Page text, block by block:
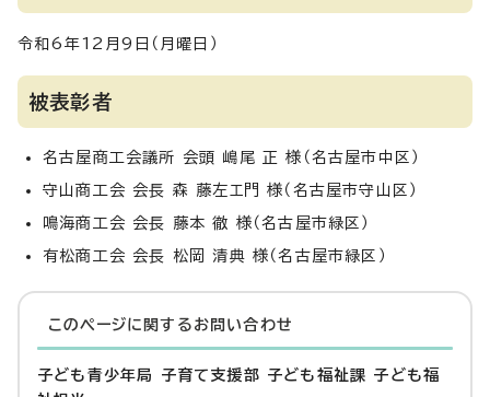
令和6年12月9日（月曜日）
被表彰者
名古屋商工会議所 会頭 嶋尾 正 様（名古屋市中区）
守山商工会 会長 森 藤左エ門 様（名古屋市守山区）
鳴海商工会 会長 藤本 徹 様（名古屋市緑区）
有松商工会 会長 松岡 清典 様（名古屋市緑区）
このページに関する お問い合わせ
子ども青少年局 子育て支援部 子ども福祉課 子ども福